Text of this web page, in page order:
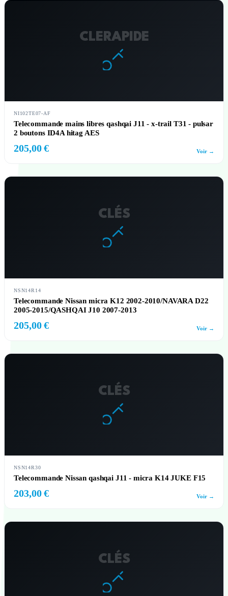
CLERAPIDE
NI102TE07-AF
Telecommande mains libres qashqai J11 - x-trail T31 - pulsar
2 boutons ID4A hitag AES
205,00 € Voir →
CLÉS
NSN14R14
Telecommande Nissan micra K12 2002-2010/NAVARA D22
2005-2015/QASHQAI J10 2007-2013
205,00 € Voir →
CLÉS
NSN14R30
Telecommande Nissan qashqai J11 - micra K14 JUKE F15
203,00 € Voir →
CLÉS